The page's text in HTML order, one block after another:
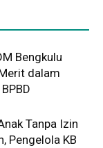
Bengkulu
dalam
Tanpa Izin
Pengelola KB